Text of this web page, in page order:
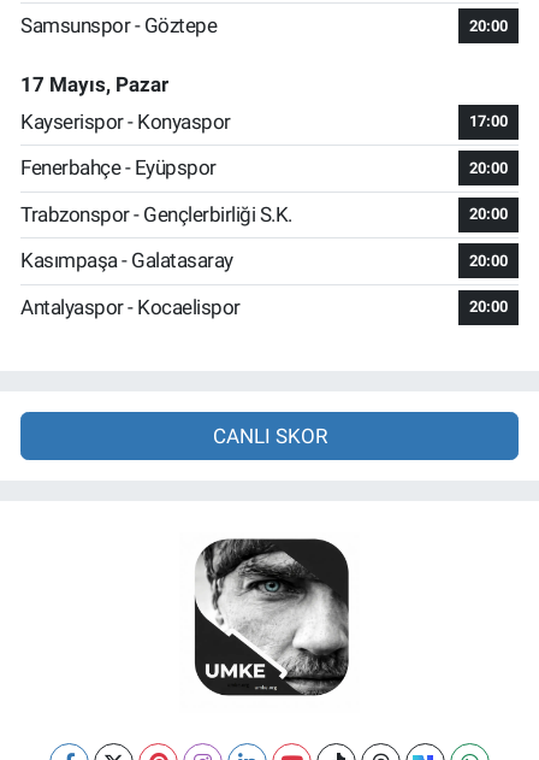
Samsunspor - Göztepe 20:00
17 Mayıs, Pazar
Kayserispor - Konyaspor
17:00
Fenerbahçe - Eyüpspor 20:00
Trabzonspor - Gençlerbirliği S.K. 20:00
Kasımpaşa - Galatasaray 20:00
Antalyaspor - Kocaelispor 20:00
CANLI SKOR